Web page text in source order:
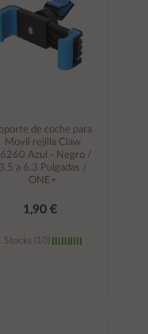
de coche para
Movil rejilla Claw
Azul - Negro /
3.5 a 6.3 Pulgadas /
ONE+
1,90 €
Stocks (10)